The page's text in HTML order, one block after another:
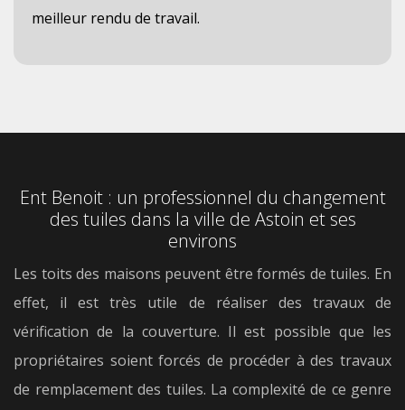
meilleur rendu de travail.
Ent Benoit : un professionnel du changement
des tuiles dans la ville de Astoin et ses
environs
Les toits des maisons peuvent être formés de tuiles. En
effet, il est très utile de réaliser des travaux de
vérification de la couverture. Il est possible que les
propriétaires soient forcés de procéder à des travaux
de remplacement des tuiles. La complexité de ce genre